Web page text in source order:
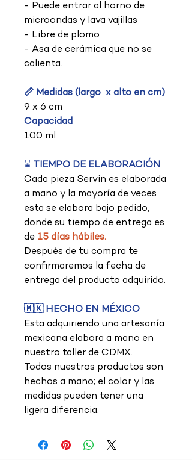
- Puede entrar al horno de
microondas y lava vajillas
- Libre de plomo
- Asa de cerámica que no se
calienta.
📏 Medidas (largo x alto en cm)
9 x 6 cm
Capacidad
100 ml
⌛ TIEMPO DE ELABORACIÓN
Cada pieza Servin es elaborada
a mano y la mayoría de veces
esta se elabora bajo pedido,
donde su tiempo de entrega es
de 15 días hábiles.
Después de tu compra te
confirmaremos la fecha de
entrega del producto adquirido.
🇲🇽 HECHO EN MÉXICO
Esta adquiriendo una artesanía
mexicana elabora a mano en
nuestro taller de CDMX.
Todos nuestros productos son
hechos a mano; el color y las
medidas pueden tener una
ligera diferencia.